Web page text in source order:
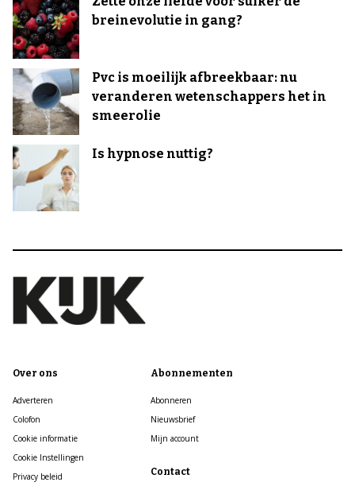
breinevolutie in gang?
Pvc is moeilijk afbreekbaar: nu
veranderen wetenschappers het in
smeerolie
Is hypnose nuttig?
Over ons
Adverteren
Colofon
Cookie informatie
Cookie Instellingen
Privacy beleid
Abonnementen
Abonneren
Nieuwsbrief
Mijn account
Contact